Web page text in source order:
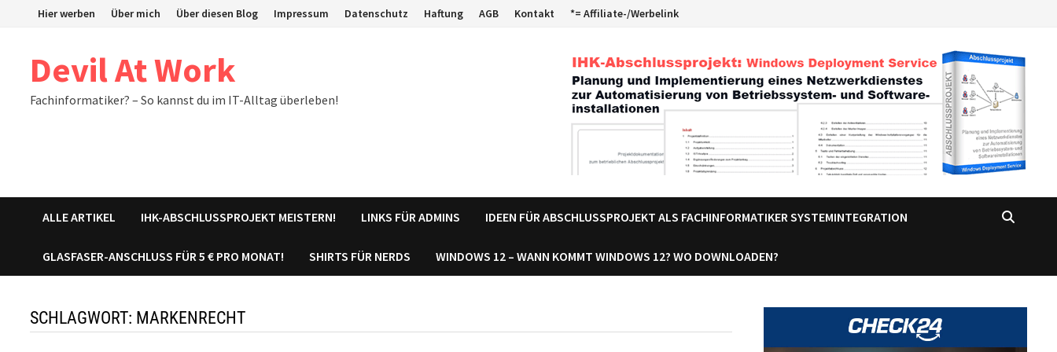
Hier werben Über mich Über diesen Blog Impressum Datenschutz Haftung AGB Kontakt *= Affiliate-/Werbelink
Devil At Work
Fachinformatiker? – So kannst du im IT-Alltag überleben!
ALLE ARTIKEL IHK-ABSCHLUSSPROJEKT MEISTERN! LINKS FÜR ADMINS IDEEN FÜR ABSCHLUSSPROJEKT ALS FACHINFORMATIKER SYSTEMINTEGRATION
GLASFASER-ANSCHLUSS FÜR 5 € PRO MONAT! SHIRTS FÜR NERDS WINDOWS 12 – WANN KOMMT WINDOWS 12? WO DOWNLOADEN?
SCHLAGWORT: MARKENRECHT